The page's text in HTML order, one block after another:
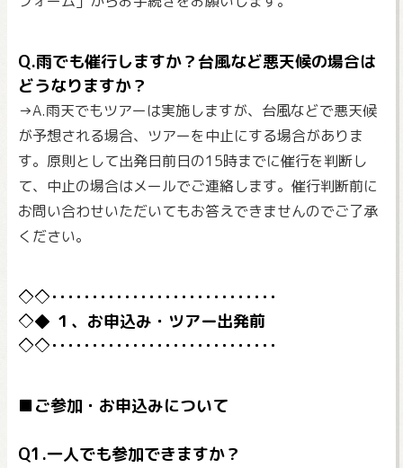
Q.雨でも催行しますか？台風など悪天候の場合は
どうなりますか？
→A.雨天でもツアーは実施しますが、台風などで悪天候
が予想される場合、ツアーを中止にする場合がありま
す。原則として出発日前日の15時までに催行を判断し
て、中止の場合はメールでご連絡します。催行判断前に
お問い合わせいただいてもお答えできませんのでご了承
ください。
１、お申込み・ツアー出発前
■ご参加・お申込みについて
Q1.一人でも参加できますか？